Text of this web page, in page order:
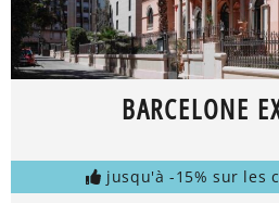
BARCELONE
jusqu'à -15% sur les